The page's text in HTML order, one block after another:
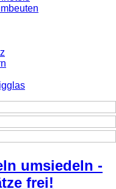
umsiedeln -
frei!